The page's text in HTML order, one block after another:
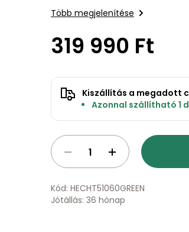
Több megjelenítése
319 990 Ft
Kiszállítás a megadott
Azonnal szállítható 1
Kód: HECHT51060GREEN
Jótállás: 36 hónap